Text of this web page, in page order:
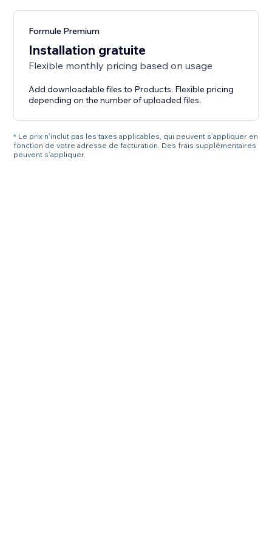
Formule Premium
Installation gratuite
Flexible monthly pricing based on usage
Add downloadable files to Products. Flexible pricing
depending on the number of uploaded files.
* Le prix n’inclut pas les taxes applicables, qui peuvent s’appliquer en
fonction de votre adresse de facturation. Des frais supplémentaires
peuvent s’appliquer.